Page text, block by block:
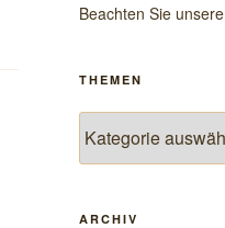
Beachten Sie unsere
THEMEN
ARCHIV